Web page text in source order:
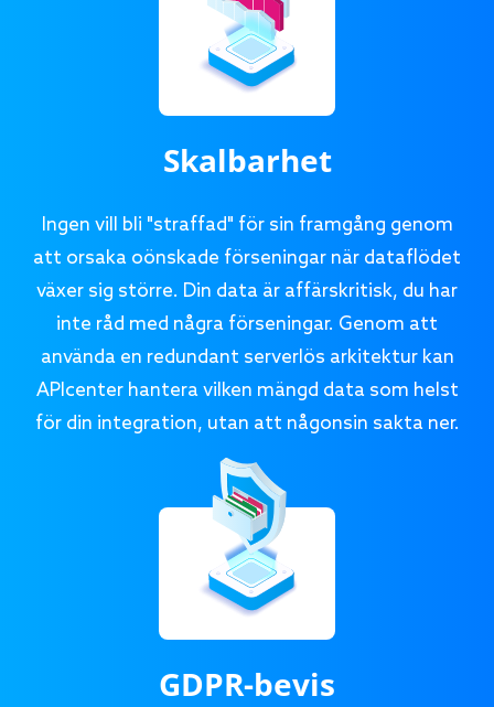
Skalbarhet
Ingen vill bli "straffad" för sin framgång genom
att orsaka oönskade förseningar när dataflödet
växer sig större. Din data är affärskritisk, du har
inte råd med några förseningar. Genom att
använda en redundant serverlös arkitektur kan
APIcenter hantera vilken mängd data som helst
för din integration, utan att någonsin sakta ner.
GDPR-bevis